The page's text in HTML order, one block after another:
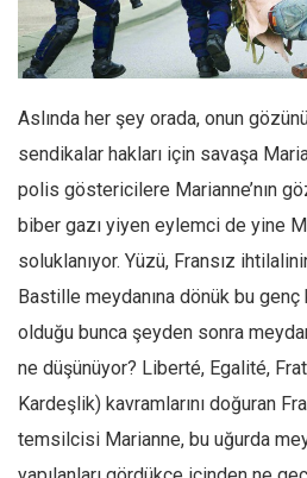
Facebook
Instagram
Editörden
Kemal Özer
Mahmut Toptaş
Yvonne Ridley
Barış Tarımcıoğlu
Ömer Kayani
Yusuf Armağan
Hasanali Yıldırım
Aslında her şey orada, onun
sendikalar hakları için savaşa
polis göstericilere Marianne’nın
biber gazı yiyen eylemci de yine
soluklanıyor. Yüzü, Fransız
Bastille meydanına dönük bu genç
olduğu bunca şeyden sonra
ne düşünüyor? Liberté, Egalité,
Kardeşlik) kavramlarını doğuran
temsilcisi Marianne, bu uğurda